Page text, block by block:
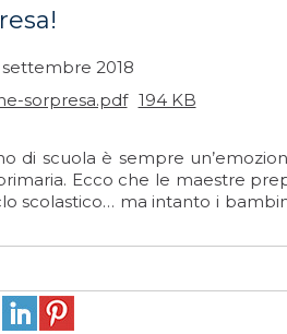
2018
sorpresa.pdf 194 KB
di scuola è sempre
Ecco che le maestre
scolastico… ma intanto i